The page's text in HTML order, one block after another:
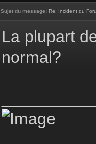
Sujet du message: Re: Incident du
La plupart
normal?